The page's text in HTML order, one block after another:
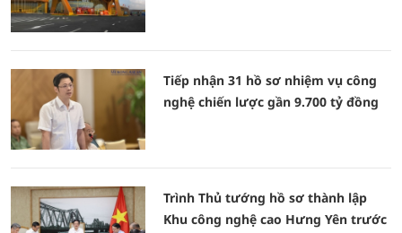
Tiếp nhận 31 hồ sơ nhiệm vụ công
nghệ chiến lược gần 9.700 tỷ đồng
Trình Thủ tướng hồ sơ thành lập
Khu công nghệ cao Hưng Yên trước